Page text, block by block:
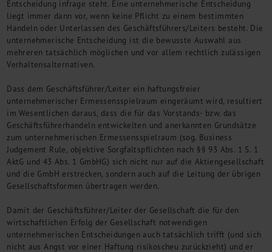
Entscheidung infrage steht. Eine unternehmerische Entscheidung
liegt immer dann vor, wenn keine Pflicht zu einem bestimmten
Handeln oder Unterlassen des Geschäftsführers/Leiters besteht. Die
unternehmerische Entscheidung ist die bewusste Auswahl aus
mehreren tatsächlich möglichen und vor allem rechtlich zulässigen
Verhaltensalternativen.
Dass dem Geschäftsführer/Leiter ein haftungsfreier
unternehmerischer Ermessensspielraum eingeräumt wird, resultiert
im Wesentlichen daraus, dass die für das Vorstands- bzw. das
Geschäftsführerhandeln entwickelten und anerkannten Grundsätze
zum unternehmerischen Ermessensspielraum (sog. Business
Judgement Rule, objektive Sorgfaltspflichten nach §§ 93 Abs. 1 S. 1
AktG und 43 Abs. 1 GmbHG) sich nicht nur auf die Aktiengesellschaft
und die GmbH erstrecken, sondern auch auf die Leitung der übrigen
Gesellschaftsformen übertragen werden.
Damit der Geschäftsführer/Leiter der Gesellschaft die für den
wirtschaftlichen Erfolg der Gesellschaft notwendigen
unternehmerischen Entscheidungen auch tatsächlich trifft (und sich
nicht aus Angst vor einer Haftung risikoscheu zurückzieht) und er